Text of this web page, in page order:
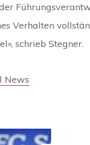
Verhalten
schrieb Stegner.
News